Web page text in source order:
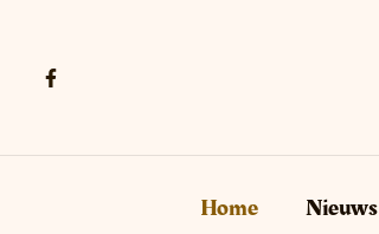
Home Nieuws